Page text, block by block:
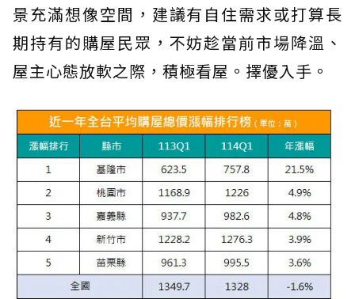
景充滿想像空間，建議有自住需求或打算長
期持有的購屋民眾，不妨趁當前市場降溫、
屋主心態放軟之際，積極看屋。擇優入手。